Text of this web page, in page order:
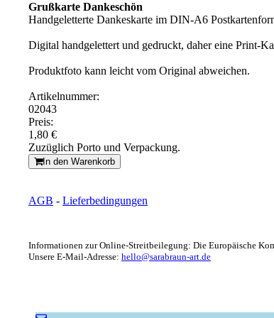
Grußkarte Dankeschön
Handgeletterte Dankeskarte im DIN-A6
Digital handgelettert und gedruckt, daher eine Print-
Produktfoto kann leicht vom Original abweichen.
Artikelnummer:
02043
Preis:
1,80 €
Zuzüglich Porto und Verpackung.
In den Warenkorb
AGB - Lieferbedingungen
Informationen zur Online-Streitbeilegung: Die Europäische
Unsere E-Mail-Adresse: hello@sarabraun-art.de